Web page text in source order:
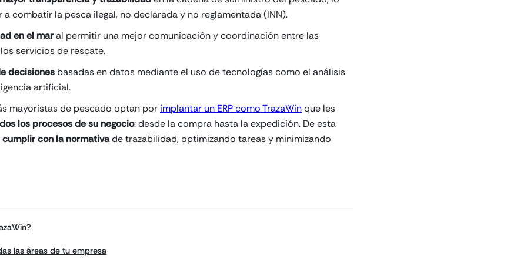
a combatir la pesca ilegal, no declarada y no reglamentada (INN).
en el maral permitir una mejor comunicación y coordinación entre las
servicios de rescate.
decisiones basadas en datos mediante el uso de tecnologías como el análisis
artificial.
mayoristas de pescado optan por implantar un ERP como TrazaWinque les
los procesos de su negocio: desde la compra hasta la expedición. De esta
cumplir con la normativade trazabilidad, optimizando tareas y minimizando
las áreas de tu empresa